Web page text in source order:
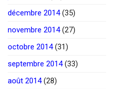
décembre 2014(35)
novembre 2014(27)
octobre 2014(31)
septembre 2014(33)
août 2014(28)